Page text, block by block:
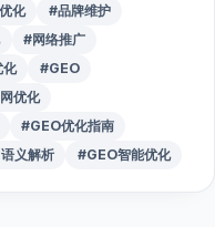
化
#品牌维护
#网络推广
化
#GEO
优化
#GEO优化指南
义解析 #GEO智能优化